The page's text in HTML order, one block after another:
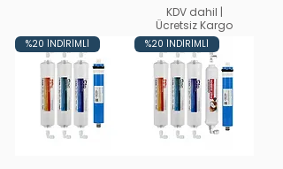
KDV dahil |
Ücretsiz Kargo
%20 İNDİRİMLİ %20 İNDİRİMLİ